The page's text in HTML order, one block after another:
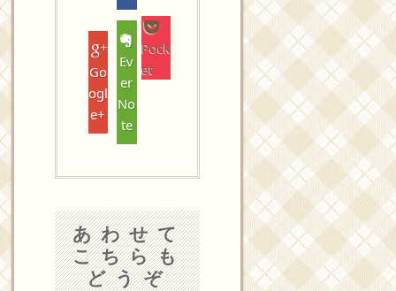
Go
ogl
e+
Ev
er
No
te
Pock
et
あわせて
こちらも
どうぞ